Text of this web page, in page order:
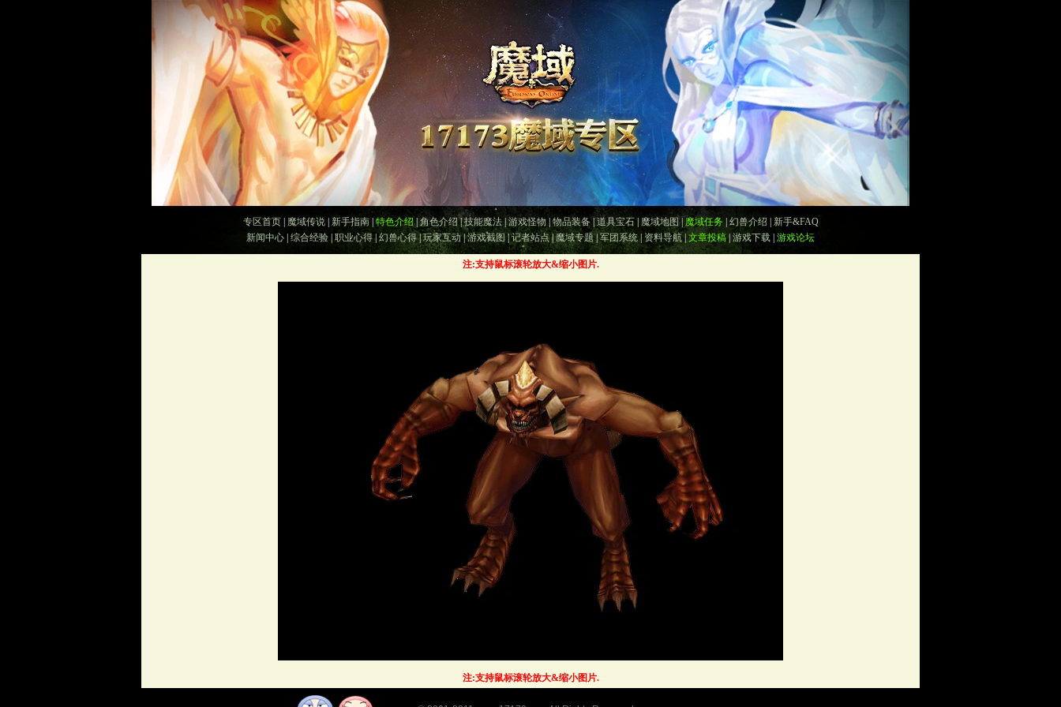
专区首页| 魔域传说| 新手指南| 特色介绍|角色介绍|技能魔法|游戏怪物| 物品装备|道具宝石| 魔域地图| 魔域任务| 幻兽介绍
新手&FAQ
新闻中心 综合经验 |职业心得| 幻兽心得|玩家互动|游戏截图|记者站点|魔域专题|军团系统| 资料导航|文章投稿| 游戏下载 游戏论坛
注:支持鼠标滚轮放大&缩小图片.
注:支持鼠标滚轮放大&缩小图片.